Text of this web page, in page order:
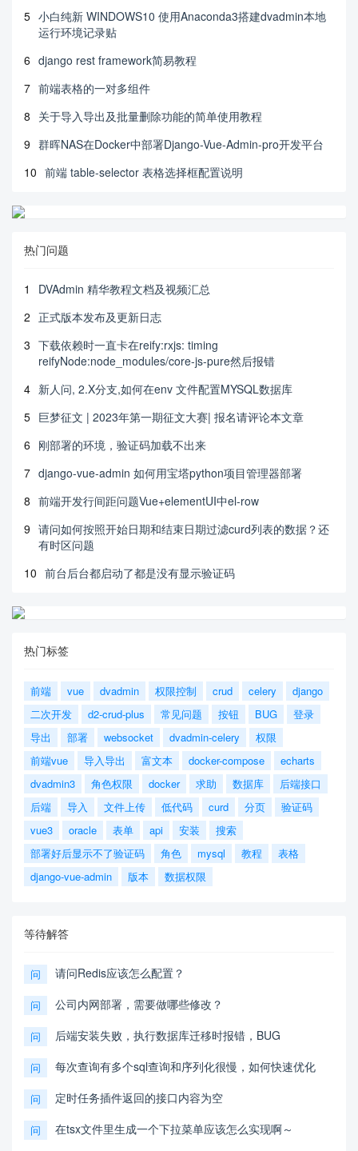
5 小白纯新 WINDOWS10 使用Anaconda3搭建dvadmin本地
运行环境记录贴
6 django rest framework简易教程
7 前端表格的一对多组件
8 关于导入导出及批量删除功能的简单使用教程
9 群晖NAS在Docker中部署Django-Vue-Admin-pro开发平台
10 前端 table-selector 表格选择框配置说明
热门问题
1
DVAdmin 精华教程文档及视频汇总
2 正式版本发布及更新日志
3 下载依赖时一直卡在reify:rxjs: timing
reifyNode:node_modules/core-js-pure然后报错
4 新人问, 2.X分支,如何在env 文件配置MYSQL数据库
5 巨梦征文 | 2023年第一期征文大赛| 报名请评论本文章
6 刚部署的环境，验证码加载不出来
7 django-vue-admin 如何用宝塔python项目管理器部署
8 前端开发行间距问题Vue+elementUI中el-row
9 请问如何按照开始日期和结束日期过滤curd列表的数据？还
有时区问题
10 前台后台都启动了都是没有显示验证码
热门标签
前端 vue dvadmin 权限控制 crud celery
django
二次开发
d2-crud-plus 常见问题 按钮 BUG
登录
导出
部署 websocket dvadmin-celery
权限
前端vue
导入导出 富文本 docker-compose
echarts
dvadmin3
角色权限 docker 求助 数据库
后端接口
后端
导入 文件上传 低代码 curd 分页
验证码
vue3
oracle 表单 api 安装
搜索
部署好后显示不了验证码
角色 mysql 教程
表格
django-vue-admin
版本 数据权限
等待解答
问 请问Redis应该怎么配置？
问 公司内网部署，需要做哪些修改？
问 后端安装失败，执行数据库迁移时报错，BUG
问 每次查询有多个sql查询和序列化很慢，如何快速优化
问 定时任务插件返回的接口内容为空
问 在tsx文件里生成一个下拉菜单应该怎么实现啊～